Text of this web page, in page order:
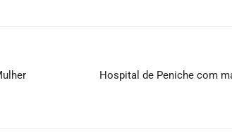
Hospital de Peniche com